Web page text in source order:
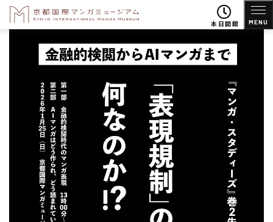
本日開館 MENU